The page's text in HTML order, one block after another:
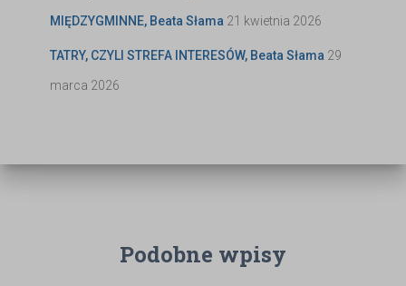
MIĘDZYGMINNE, Beata Słama 21 kwietnia 2026
TATRY, CZYLI STREFA INTERESÓW, Beata Słama 29
marca 2026
Podobne wpisy